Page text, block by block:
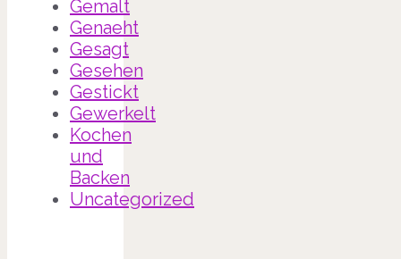
Gemalt
Genaeht
Gesagt
Gesehen
Gestickt
Gewerkelt
Kochen
und
Backen
Uncategorized